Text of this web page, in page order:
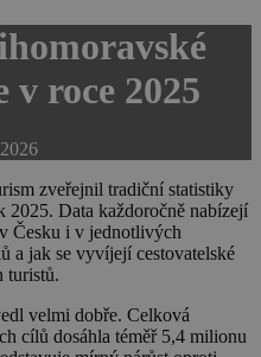
roce 2025
zveřejnil tradiční statistiky
2025. Data každoročně nabízejí
Česku i v jednotlivých
a jak se vyvíjejí cestovatelské
turistů.
velmi dobře. Celková
cílů dosáhla téměř 5,4 milionu